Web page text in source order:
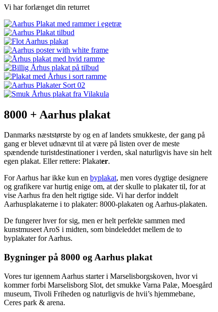
Vi har forlænget din returret
8000 + Aarhus plakat
Danmarks næststørste by og en af landets smukkeste, der gang på
gang er blevet udnævnt til at være på listen over de meste
spændende turistdestinationer i verden, skal naturligvis have sin helt
egen plakat. Eller rettere: Plakater.
For Aarhus har ikke kun en byplakat, men vores dygtige designere
og grafikere var hurtig enige om, at der skulle to plakater til, for at
vise Aarhus fra den helt rigtige side. Vi har derfor inddelt
Aarhusplakaterne i to plakater: 8000-plakaten og Aarhus-plakaten.
De fungerer hver for sig, men er helt perfekte sammen med
kunstmuseet AroS i midten, som bindeleddet mellem de to
byplakater for Aarhus.
Bygninger på 8000 og Aarhus plakat
Vores tur igennem Aarhus starter i Marselisborgskoven, hvor vi
kommer forbi Marselisborg Slot, det smukke Varna Palæ, Moesgård
museum, Tivoli Friheden og naturligvis de hvii’s hjemmebane,
Ceres park & arena.